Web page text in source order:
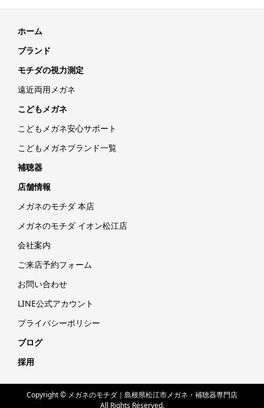
ホーム
ブランド
モチダの視力測定
遠近両用メガネ
こどもメガネ
こどもメガネ安心サポート
こどもメガネブランド一覧
補聴器
店舗情報
メガネのモチダ 本店
メガネのモチダ イオン松江店
会社案内
ご来店予約フォーム
お問い合わせ
LINE公式アカウント
プライバシーポリシー
ブログ
採用
Copyright © メガネのモチダ｜島根県松江市メガネ・補聴器専門店
All Rights Reserved.